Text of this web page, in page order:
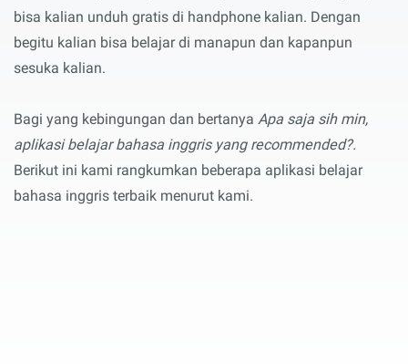
bisa kalian unduh gratis di handphone kalian. Dengan
begitu kalian bisa belajar di manapun dan kapanpun
sesuka kalian.
Bagi yang kebingungan dan bertanya Apa saja sih min,
aplikasi belajar bahasa inggris yang recommended?.
Berikut ini kami rangkumkan beberapa aplikasi belajar
bahasa inggris terbaik menurut kami.